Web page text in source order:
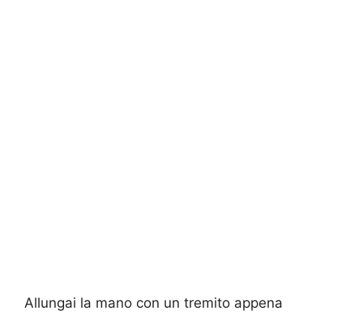
Allungai la mano con un tremito appena